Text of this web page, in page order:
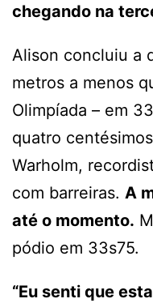
chegando na
Alison concluiu a
metros a menos
Olimpíada – em
quatro
Warholm,
com barreiras. A
até o momento.
pódio em 33s75.
“Eu senti que